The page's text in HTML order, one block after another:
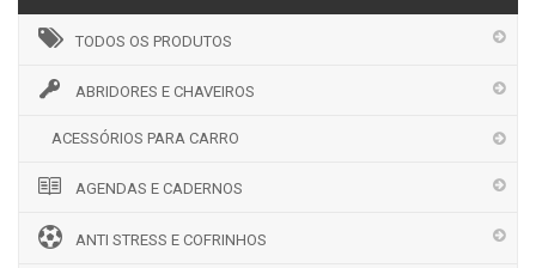
TODOS OS PRODUTOS
ABRIDORES E CHAVEIROS
ACESSÓRIOS PARA CARRO
AGENDAS E CADERNOS
ANTI STRESS E COFRINHOS